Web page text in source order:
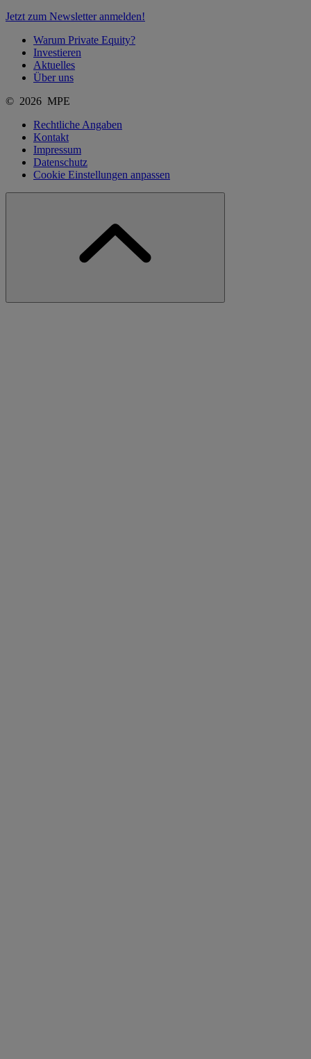
Jetzt zum Newsletter anmelden!
Warum Private Equity?
Investieren
Aktuelles
Über uns
© 2026 MPE
Rechtliche Angaben
Kontakt
Impressum
Datenschutz
Cookie Einstellungen anpassen